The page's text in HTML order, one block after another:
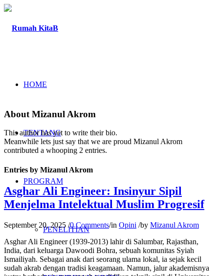
HOME
TENTANG
PROGRAM
PENELITIAN
About Mizanul Akrom
This author has yet to write their bio.
Meanwhile lets just say that we are proud Mizanul Akrom
contributed a whooping 2 entries.
Entries by Mizanul Akrom
Asghar Ali Engineer: Insinyur Sipil
Menjelma Intelektual Muslim Progresif
September 20, 2025 /0 Comments/in Opini /by Mizanul Akrom
Asghar Ali Engineer (1939-2013) lahir di Salumbar, Rajasthan,
India, dari keluarga Dawoodi Bohra, sebuah komunitas Syiah
Ismailiyah. Sebagai anak dari seorang ulama lokal, ia sejak kecil
sudah akrab dengan tradisi keagamaan. Namun, jalur akademisnya